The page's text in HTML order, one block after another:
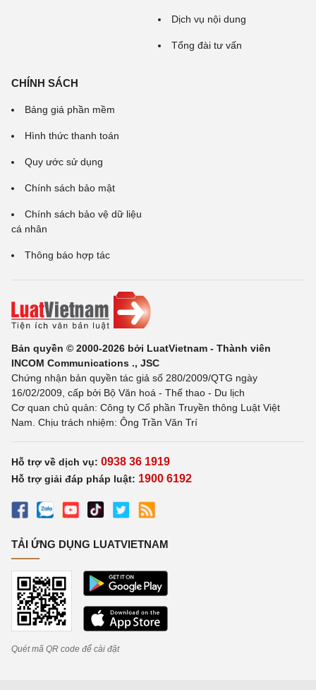
Dịch vụ nội dung
Tổng đài tư vấn
CHÍNH SÁCH
Bảng giá phần mềm
Hình thức thanh toán
Quy ước sử dụng
Chính sách bảo mật
Chính sách bảo vệ dữ liệu
cá nhân
Thông báo hợp tác
Bản quyền © 2000-2026 bởi LuatVietnam - Thành viên
INCOM Communications ., JSC
Chứng nhận bản quyền tác giả số 280/2009/QTG ngày
16/02/2009, cấp bởi Bộ Văn hoá - Thể thao - Du lịch
Cơ quan chủ quản: Công ty Cổ phần Truyền thông Luật Việt
Nam. Chịu trách nhiệm: Ông Trần Văn Trí
Hỗ trợ về dịch vụ: 0938 36 1919
Hỗ trợ giải đáp pháp luật: 1900 6192
TẢI ỨNG DỤNG LUATVIETNAM
Quét mã QR code để cài đặt